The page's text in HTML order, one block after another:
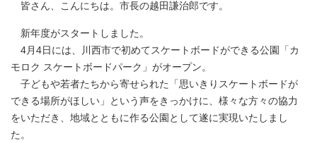
皆さん、こんにちは。市長の越田謙治郎です。
新年度がスタートしました。
4月4日には、川西市で初めてスケートボードができる公園「カ
モロク スケートボードパーク」がオープン。
子どもや若者たちから寄せられた「思いきりスケートボードが
できる場所がほしい」という声をきっかけに、様々な方々の協力
をいただき、地域とともに作る公園として遂に実現いたしまし
た。